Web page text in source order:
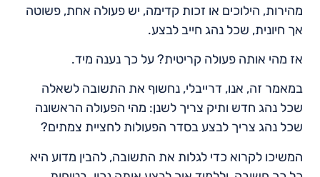
מהירות, הילוכים או זכות קדימה, יש פעולה אחת, פשוטה
אך חיונית, שכל נהג חייב לבצע.
אז מהי אותה פעולה קריטית? על כך נענה מיד.
במאמר זה, אנו, דרייבלי, נחשוף את התשובה לשאלה
שכל נהג חדש ותיק צריך לשנן: מהי הפעולה הראשונה
שכל נהג צריך לבצע בסדר הפעולות לחציית צמתים?
המשיכו לקרוא כדי לגלות את התשובה, להבין מדוע היא